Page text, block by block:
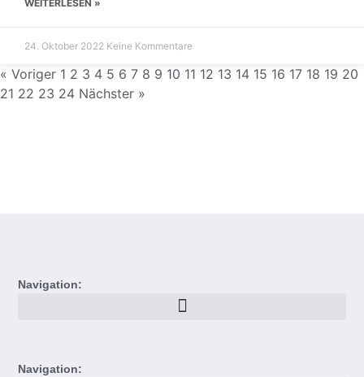
WEITERLESEN »
24. Oktober 2022 Keine Kommentare
« Voriger 1 2 3 4 5 6 7 8 9 10 11 12 13 14 15 16 17 18 19 20
21 22 23 24 Nächster »
Navigation:
Navigation: